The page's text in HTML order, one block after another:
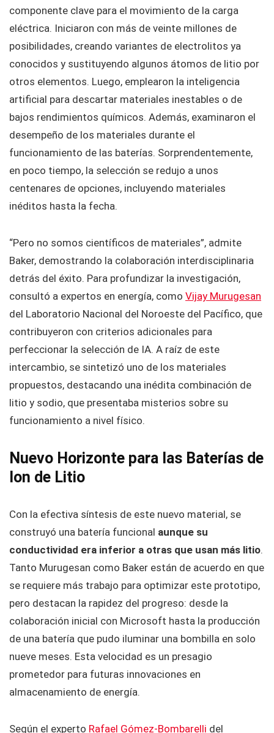
componente clave para el movimiento de la carga
eléctrica. Iniciaron con más de veinte millones de
posibilidades, creando variantes de electrolitos ya
conocidos y sustituyendo algunos átomos de litio por
otros elementos. Luego, emplearon la inteligencia
artificial para descartar materiales inestables o de
bajos rendimientos químicos. Además, examinaron el
desempeño de los materiales durante el
funcionamiento de las baterías. Sorprendentemente,
en poco tiempo, la selección se redujo a unos
centenares de opciones, incluyendo materiales
inéditos hasta la fecha.
“Pero no somos científicos de materiales”, admite
Baker, demostrando la colaboración interdisciplinaria
detrás del éxito. Para profundizar la investigación,
consultó a expertos en energía, como Vijay Murugesan
del Laboratorio Nacional del Noroeste del Pacífico, que
contribuyeron con criterios adicionales para
perfeccionar la selección de IA. A raíz de este
intercambio, se sintetizó uno de los materiales
propuestos, destacando una inédita combinación de
litio y sodio, que presentaba misterios sobre su
funcionamiento a nivel físico.
Nuevo Horizonte para las Baterías de
Ion de Litio
Con la efectiva síntesis de este nuevo material, se
construyó una batería funcional aunque su
conductividad era inferior a otras que usan más litio.
Tanto Murugesan como Baker están de acuerdo en que
se requiere más trabajo para optimizar este prototipo,
pero destacan la rapidez del progreso: desde la
colaboración inicial con Microsoft hasta la producción
de una batería que pudo iluminar una bombilla en solo
nueve meses. Esta velocidad es un presagio
prometedor para futuras innovaciones en
almacenamiento de energía.
Según el experto Rafael Gómez-Bombarelli del